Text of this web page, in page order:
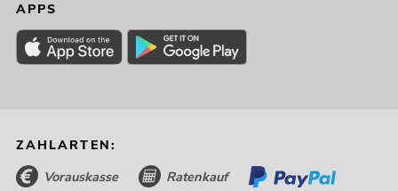
499,00€
APPS
ZAHLARTEN:
Vorauskasse Ratenkauf